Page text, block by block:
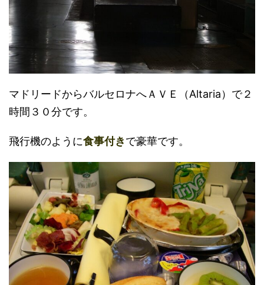
マドリードからバルセロナへＡＶＥ（Altaria）で２
時間３０分です。
飛行機のように食事付きで豪華です。